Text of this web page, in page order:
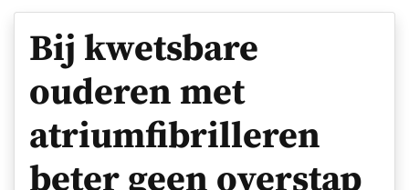
Bij kwetsbare
ouderen met
atriumfibrilleren
beter geen overstap